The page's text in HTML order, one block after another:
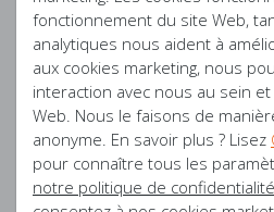
fonctionnement du site Web,
analytiques nous aident à
aux cookies marketing, nous
interaction avec nous au sein
Web. Nous le faisons de
anonyme. En savoir plus ? Lisez
pour connaître tous les
notre politique de confidentialité
CONVIENT AUX
SOMMIERS
Oui
ÉPAISSEUR DE
L'ÂME DU MATELAS
18 cm
MATÉRIAU
de